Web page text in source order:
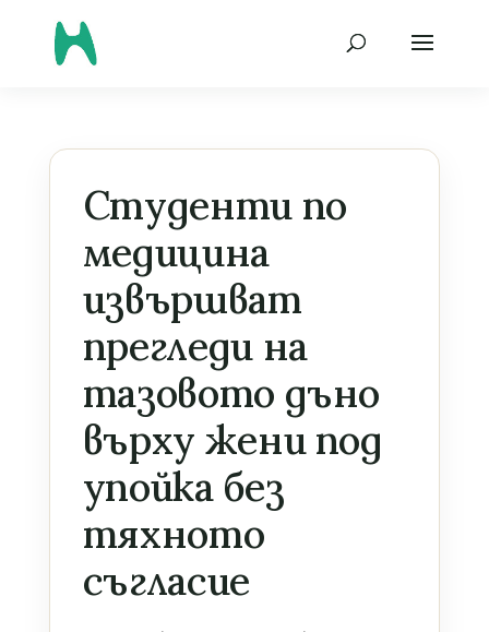
Студенти по
медицина
извършват
прегледи на
тазовото дъно
върху жени под
упойка без
тяхното
съгласие